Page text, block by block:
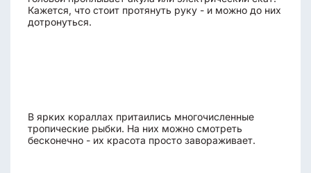
Кажется, что стоит протянуть руку - и можно до них
дотронуться.
В ярких кораллах притаились многочисленные
тропические рыбки. На них можно смотреть
бесконечно - их красота просто завораживает.